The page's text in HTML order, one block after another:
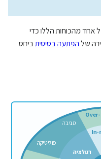
אחד מהכוחות הללו כדי
שלהפתעה בסיסיתביחס
פוליטיקה
סביבה
רגולציה
In-
Over-